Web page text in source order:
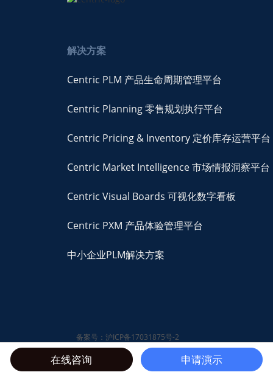
解决方案
Centric PLM 产品生命周期管理平台
Centric Planning 零售规划执行平台
Centric Pricing & Inventory 定价库存运营平台
Centric Market Intelligence 市场情报洞察平台
Centric Visual Boards 可视化数字看板
Centric PXM 产品体验管理平台
中小企业PLM解决方案
备案号：沪ICP备17031875号-2
© 2026 Centric Software,
Inc
在线咨询 申请演示